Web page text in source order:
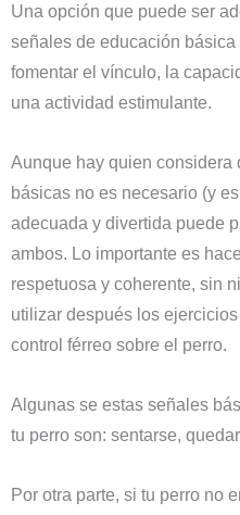
Una opción que puede ser
señales de educación
fomentar el vínculo, la
una actividad estimulante.
Aunque hay quien considera
básicas no es necesario (y
adecuada y divertida puede
ambos. Lo importante es
respetuosa y coherente, sin
utilizar después los
control férreo sobre el perro.
Algunas se estas señales
tu perro son: sentarse,
Por otra parte, si tu perro no